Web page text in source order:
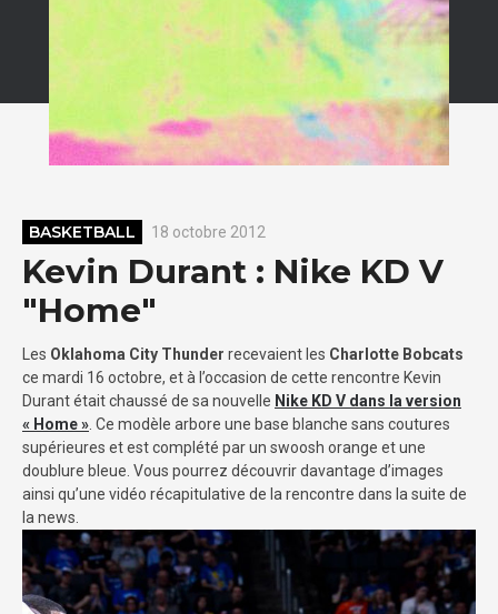
BASKETBALL 18 octobre 2012
Kevin Durant : Nike KD V
"Home"
Les Oklahoma City Thunder recevaient les Charlotte Bobcats
ce mardi 16 octobre, et à l’occasion de cette rencontre Kevin
Durant était chaussé de sa nouvelle Nike KD V dans la version
« Home » . Ce modèle arbore une base blanche sans coutures
supérieures et est complété par un swoosh orange et une
doublure bleue. Vous pourrez découvrir davantage d’images
ainsi qu’une vidéo récapitulative de la rencontre dans la suite de
la news.